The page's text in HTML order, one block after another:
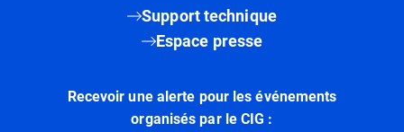
Support technique
Espace presse
Recevoir une alerte pour les événements
organisés par le CIG :